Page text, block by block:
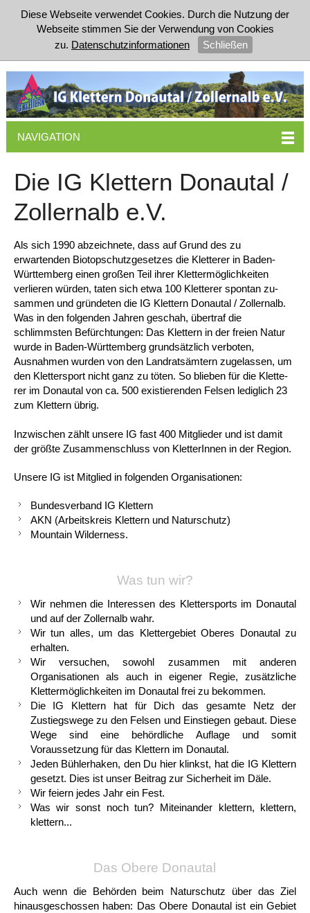
Diese Webseite verwendet Cookies. Durch die Nutzung der
Webseite stimmen Sie der Verwendung von Cookies
zu. Datenschutzinformationen Schließen
NAVIGATION
Die IG Klettern Donautal /
Zollernalb e.V.
Als sich 1990 abzeichnete, dass auf Grund des zu
erwartenden Biotopschutzgesetzes die Kletterer in Baden-
Württemberg einen großen Teil ihrer Klettermöglichkeiten
verlieren wür­den, taten sich etwa 100 Kletterer spontan zu­
sammen und gründeten die IG Klettern Do­nautal / Zollernalb.
Was in den folgenden Jah­ren geschah, übertraf die
schlimmsten Be­fürchtungen: Das Klettern in der freien Natur
wurde in Baden-Württemberg grundsätzlich verboten,
Ausnahmen wurden von den Land­ratsämtern zugelassen, um
den Klettersport nicht ganz zu töten. So blieben für die Klette­
rer im Donautal von ca. 500 existierenden Fel­sen lediglich 23
zum Klettern übrig.
Inzwischen zählt unsere IG fast 400 Mitglie­der und ist damit
der größte Zusammenschluss von KletterInnen in der Region.
Unsere IG ist Mitglied in folgenden Organisa­tionen:
Bundesverband IG Klettern
AKN (Arbeitskreis Klettern und Natur­schutz)
Mountain Wilderness.
Was tun wir?
Wir nehmen die Interessen des Kletter­sports im Donautal
und auf der Zoller­nalb wahr.
Wir tun alles, um das Klettergebiet Oberes Donautal zu
erhalten.
Wir versuchen, sowohl zusammen mit ande­ren
Organisationen als auch in ei­gener Regie, zusätzliche
Klettermög­lichkeiten im Donautal frei zu bekom­men.
Die IG Klettern hat für Dich das ge­samte Netz der
Zustiegswege zu den Felsen und Einstie­gen gebaut. Diese
Wege sind eine behördliche Auflage und somit
Voraussetzung für das Klet­tern im Donautal.
Jeden Bühlerhaken, den Du hier klinkst, hat die IG Klettern
gesetzt. Dies ist unser Beitrag zur Sicherheit im Däle.
Wir feiern jedes Jahr ein Fest.
Was wir sonst noch tun? Miteinander klettern, klettern,
klettern...
Das Obere Donautal
Auch wenn die Behörden beim Naturschutz über das Ziel
hinausgeschossen haben: Das Obere Donautal ist ein Gebiet